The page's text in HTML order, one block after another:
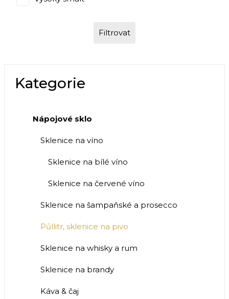
Filtrovat
Kategorie
Nápojové sklo
Sklenice na víno
Sklenice na bílé víno
Sklenice na červené víno
Sklenice na šampaňské a prosecco
Půllitr, sklenice na pivo
Sklenice na whisky a rum
Sklenice na brandy
Káva & čaj